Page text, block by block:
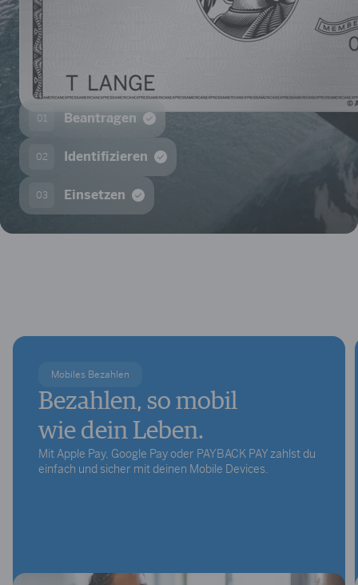
01 Beantragen
02 Identifizieren
03 Einsetzen
Mobiles Bezahlen
Bezahlen, so mobil
wie dein Leben.
Mit Apple Pay, Google Pay oder PAYBACK PAY zahlst du
einfach und sicher mit deinen Mobile Devices.